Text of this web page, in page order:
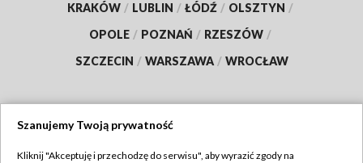
KRAKÓW / LUBLIN / ŁÓDŹ / OLSZTYN /
OPOLE / POZNAŃ / RZESZÓW /
SZCZECIN / WARSZAWA / WROCŁAW
Szanujemy Twoją prywatność
Kliknij "Akceptuję i przechodzę do serwisu", aby wyrazić zgody na